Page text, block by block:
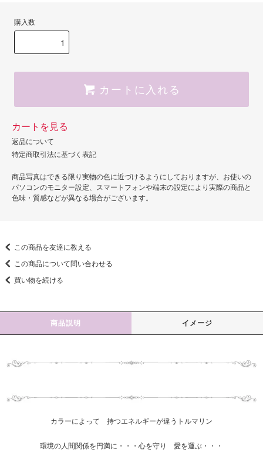
購入数
カートに入れる
カートを見る
返品について
特定商取引法に基づく表記
商品写真はできる限り実物の色に近づけるようにしておりますが、お使いの
パソコンのモニター設定、スマートフォンや端末の設定により実際の商品と
色味・質感などが異なる場合がございます。
この商品を友達に教える
この商品について問い合わせる
買い物を続ける
商品説明 イメージ
カラーによって 持つエネルギーが違うトルマリン
環境の人間関係を円満に・・・心を守り 愛を運ぶ・・・